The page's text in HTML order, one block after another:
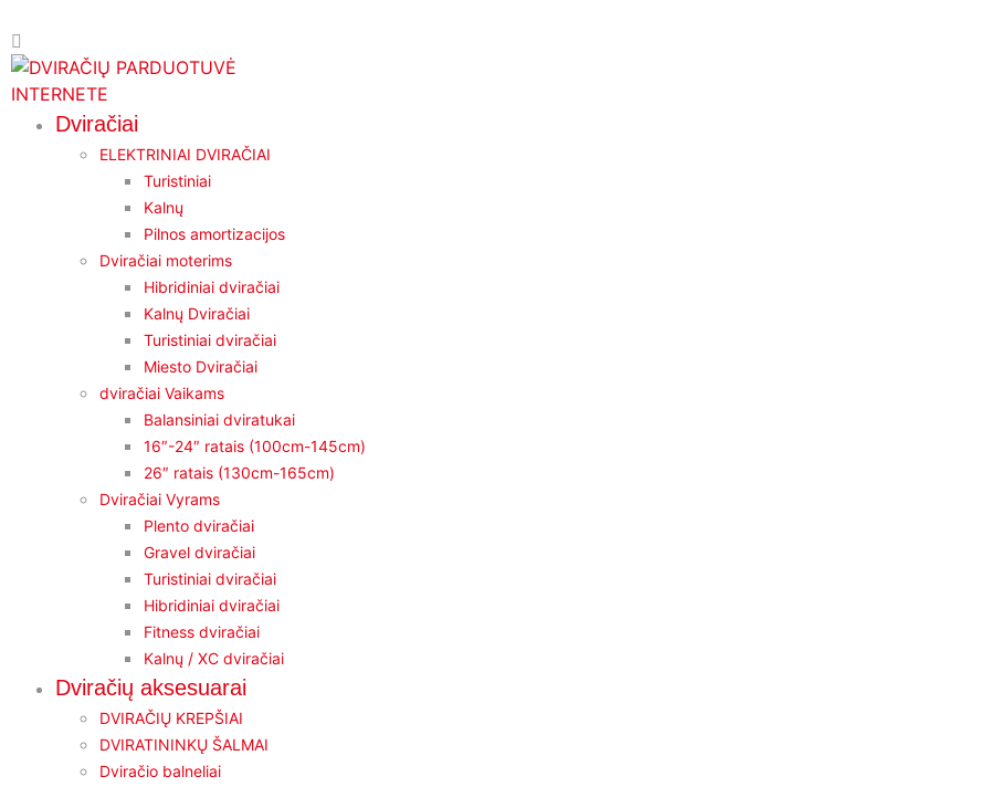
Dviračiai
ELEKTRINIAI DVIRAČIAI
Turistiniai
Kalnų
Pilnos amortizacijos
Dviračiai moterims
Hibridiniai dviračiai
Kalnų Dviračiai
Turistiniai dviračiai
Miesto Dviračiai
dviračiai Vaikams
Balansiniai dviratukai
16″-24″ ratais (100cm-145cm)
26″ ratais (130cm-165cm)
Dviračiai Vyrams
Plento dviračiai
Gravel dviračiai
Turistiniai dviračiai
Hibridiniai dviračiai
Fitness dviračiai
Kalnų / XC dviračiai
Dviračių aksesuarai
DVIRAČIŲ KREPŠIAI
DVIRATININKŲ ŠALMAI
Dviračio balneliai